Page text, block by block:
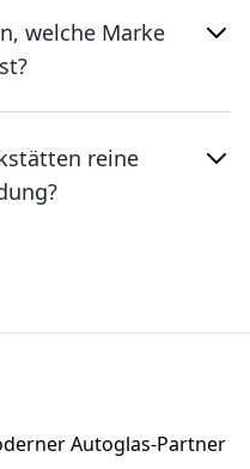
welche Marke
reine
Autoglas-Partner